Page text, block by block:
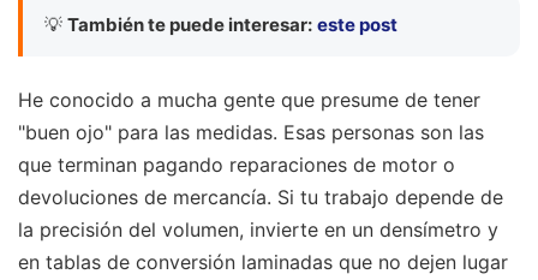
💡 También te puede interesar: este post
He conocido a mucha gente que presume de tener
"buen ojo" para las medidas. Esas personas son las
que terminan pagando reparaciones de motor o
devoluciones de mercancía. Si tu trabajo depende de
la precisión del volumen, invierte en un densímetro y
en tablas de conversión laminadas que no dejen lugar